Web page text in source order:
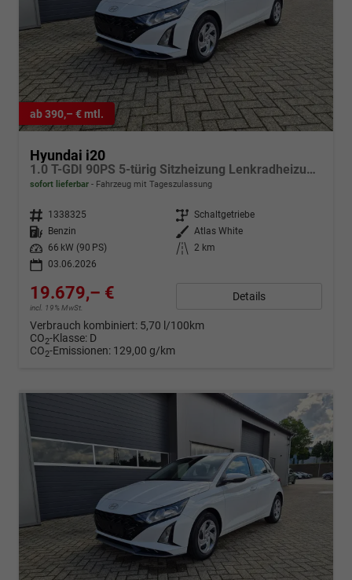
ab 390,– € mtl.
Hyundai i20
1.0 T-GDI 90PS 5-türig Sitzheizung Lenkradheizung Rückf.Kamera PDC Klima Apple CarPlay Android Auto Tempomat Touchscreen
sofort lieferbar Fahrzeug mit Tageszulassung
Fahrzeugnr. 1338325 Getriebe Schaltgetriebe
Kraftstoff
Benzin Außenfarbe Atlas White
Leistung
66 kW (90 PS) Kilometerstand
2 km
03.06.2026
19.679,– €
incl. 19% MwSt.
Details
Verbrauch kombiniert: 5,70 l/100km
CO2-Klasse: D
CO2-Emissionen: 129,00 g/km